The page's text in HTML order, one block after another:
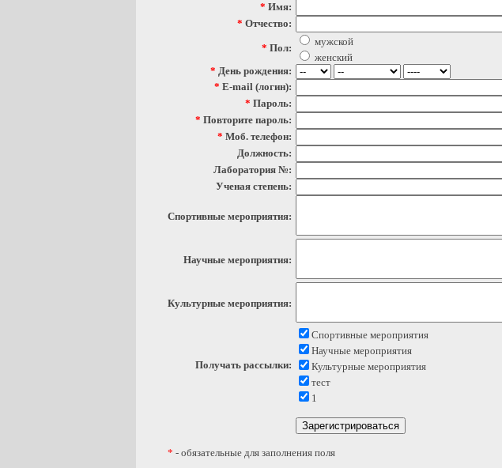
* Имя:
* Отчество:
* Пол:
мужской
женский
* День рождения:
* E-mail (логин):
* Пароль:
* Повторите пароль:
* Моб. телефон:
Должность:
Лаборатория №:
Ученая степень:
Спортивные мероприятия:
Научные мероприятия:
Культурные мероприятия:
Получать рассылки:
Спортивные мероприятия
Научные мероприятия
Культурные мероприятия
тест
1
* - обязательные для заполнения поля